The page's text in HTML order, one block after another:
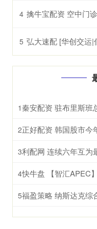
4 擒牛宝配资 空中门
5 弘大速配 [华创交运|低空经济周报(第68期)]沃
1
2
3
4
5福盈策略 纳斯达克综